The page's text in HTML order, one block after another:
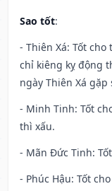
Sao tốt:
- Thiên Xá: Tốt
chỉ kiêng kỵ động
ngày Thiên Xá gặp
- Minh Tinh: Tốt
thì xấu.
- Mãn Đức Tinh:
- Phúc Hậu: Tốt